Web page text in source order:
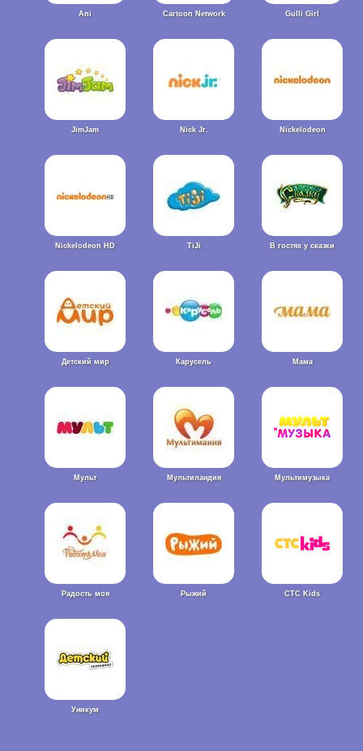
Ani Cartoon Network Gulli Girl
JimJam Nick Jr. Nickelodeon
Nickelodeon HD TiJi В гостях у сказки
Детский мир Карусель Мама
Мульт Мультиландия Мультимузыка
Радость моя Рыжий СТС Kids
Уникум